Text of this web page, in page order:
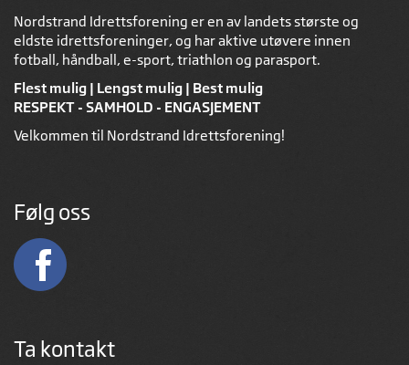
Nordstrand Idrettsforening er en av landets største og
eldste idrettsforeninger, og har aktive utøvere innen
fotball, håndball, e-sport, triathlon og parasport.
Flest mulig | Lengst mulig | Best mulig
RESPEKT - SAMHOLD - ENGASJEMENT
Velkommen til Nordstrand Idrettsforening!
Følg oss
Ta kontakt